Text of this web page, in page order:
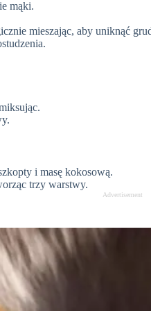
mąki.
mieszając, aby uniknąć
i masę kokosową.
trzy warstwy.
Advertisement